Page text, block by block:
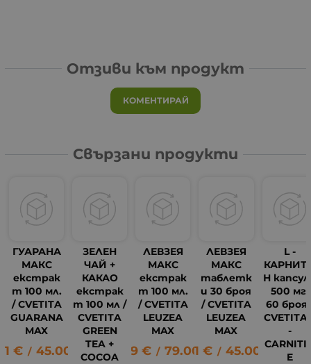
Отзиви към продукт
КОМЕНТИРАЙ
Свързани продукти
ГУАРАНА
МАКС
екстрак
т 100 мл.
/ CVETITA
GUARANA
MAX
€ / 45.00 лв.
ЗЕЛЕН
ЧАЙ +
КАКАО
екстрак
т 100 мл /
CVETITA
GREEN
TEA +
COCOA
ЛЕВЗЕЯ
МАКС
екстрак
т 100 мл.
/ CVETITA
LEUZEA
MAX
40.39 € / 79.00 лв.
ЛЕВЗЕЯ
МАКС
таблетк
и 30 броя
/ CVETITA
LEUZEA
MAX
23.01 € / 45.00 лв.
L -
Н
500 мг.
60 броя
CVETITA
-
E